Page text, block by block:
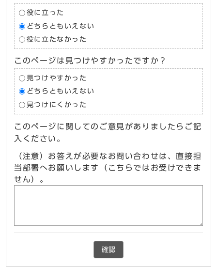
役に立った
どちらともいえない
役に立たなかった
このページは見つけやすかったですか？
見つけやすかった
どちらともいえない
見つけにくかった
このページに関してのご意見がありましたらご記
入ください。
（注意）お答えが必要なお問い合わせは、直接担
当部署へお願いします（こちらではお受けできま
せん）。
確認